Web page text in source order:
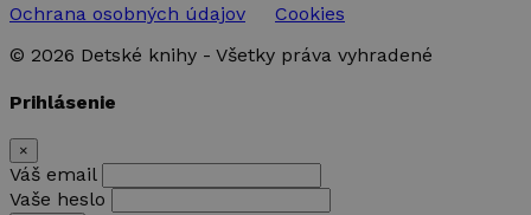
Ochrana osobných údajov
Cookies
© 2026 Detské knihy - Všetky práva vyhradené
Prihlásenie
×
Váš email
Vaše heslo